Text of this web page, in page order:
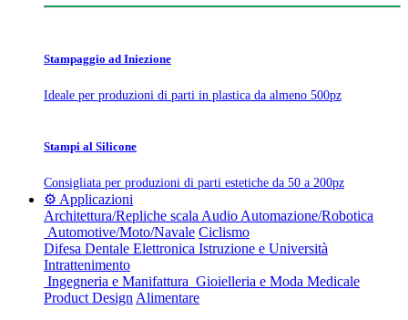
Stampaggio ad Iniezione
Ideale per produzioni di parti in plastica da almeno 500pz
Stampi al Silicone
Consigliata per produzioni di parti estetiche da 50 a 200pz
⚙️ Applicazioni
Architettura/Repliche scala Audio Automazione/Robotica
Automotive/Moto/Navale Ciclismo
Difesa Dentale Elettronica Istruzione e Università
Intrattenimento
Ingegneria e Manifattura Gioielleria e Moda Medicale
Product Design Alimentare